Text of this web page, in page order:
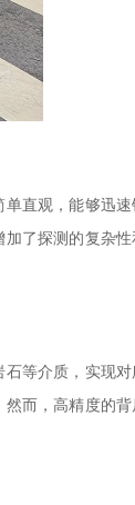
直观，能够迅速
了探测的复杂性
等介质，实现对
而，高精度的